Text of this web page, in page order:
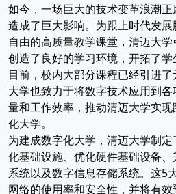
如今，一场巨大的技术变革浪潮
造成了巨大影响。为跟上时代发展
自由的高质量教学课堂，清迈大
创造了良好的学习环境，开拓了学
目前，校内大部分课程已经引进
大学也致力于将数字技术应用到
量和工作效率，推动清迈大学实
化大学。
为建成数字化大学，清迈大学制
化基础设施、优化硬件基础设备
系统以及数字信息存储系统。这5
网络的使用率和安全性，并将有